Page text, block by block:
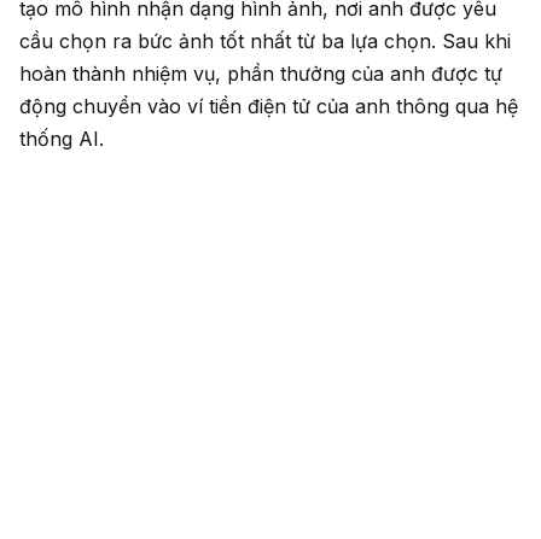
tạo mô hình nhận dạng hình ảnh, nơi anh được yêu
cầu chọn ra bức ảnh tốt nhất từ ba lựa chọn. Sau khi
hoàn thành nhiệm vụ, phần thưởng của anh được tự
động chuyển vào ví tiền điện tử của anh thông qua hệ
thống AI.